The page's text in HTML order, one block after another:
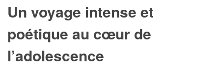
Un voyage intense et
poétique au cœur de
l’adolescence